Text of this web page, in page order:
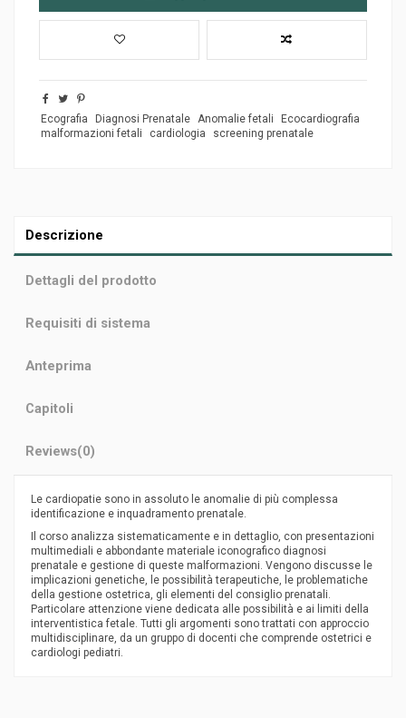
Ecografia Diagnosi Prenatale Anomalie fetali
Ecocardiografia
malformazioni fetali
cardiologia screening prenatale
Descrizione
Dettagli del prodotto
Requisiti di sistema
Anteprima
Capitoli
Reviews(0)
Le cardiopatie sono in assoluto le anomalie di più complessa
identificazione e inquadramento prenatale.
Il corso analizza sistematicamente e in dettaglio, con presentazioni
multimediali e abbondante materiale iconografico diagnosi
prenatale e gestione di queste malformazioni. Vengono discusse le
implicazioni genetiche, le possibilità terapeutiche, le problematiche
della gestione ostetrica, gli elementi del consiglio prenatali.
Particolare attenzione viene dedicata alle possibilità e ai limiti della
interventistica fetale. Tutti gli argomenti sono trattati con approccio
multidisciplinare, da un gruppo di docenti che comprende ostetrici e
cardiologi pediatri.